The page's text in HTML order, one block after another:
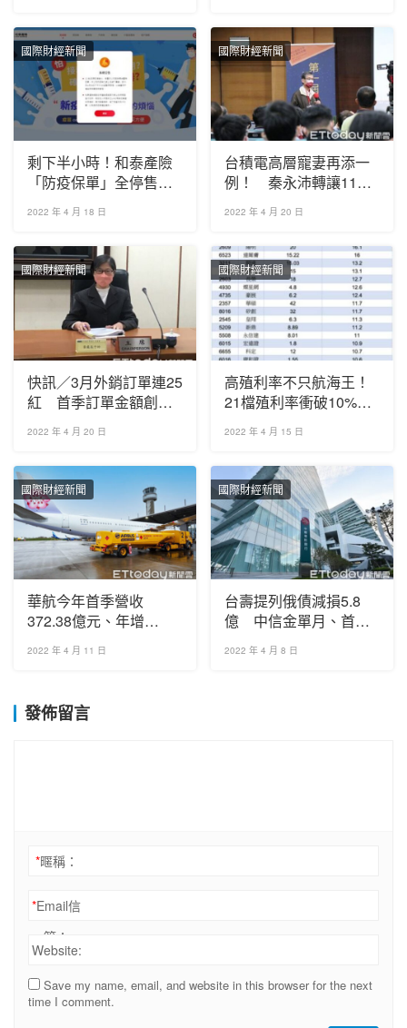
國際財經新聞
剩下半小時！和泰產險
「防疫保單」全停售
最新公告曝光
2022 年 4 月 18 日
國際財經新聞
台積電高層寵妻再添一
例！ 秦永沛轉讓11億
元股票給太太
2022 年 4 月 20 日
國際財經新聞
快訊／3月外銷訂單連25
紅 首季訂單金額創同
期新高
2022 年 4 月 20 日
國際財經新聞
高殖利率不只航海王！
21檔殖利率衝破10%
一表看懂
2022 年 4 月 15 日
國際財經新聞
華航今年首季營收
372.38億元、年增
33.81% 估從去年首季
的小虧變小賺
2022 年 4 月 11 日
國際財經新聞
台壽提列俄債減損5.8
億 中信金單月、首季
獲利衰退
2022 年 4 月 8 日
發佈留言
*暱稱：
*Email信
箱：
Website:
Save my name, email, and website in this browser for the next
time I comment.